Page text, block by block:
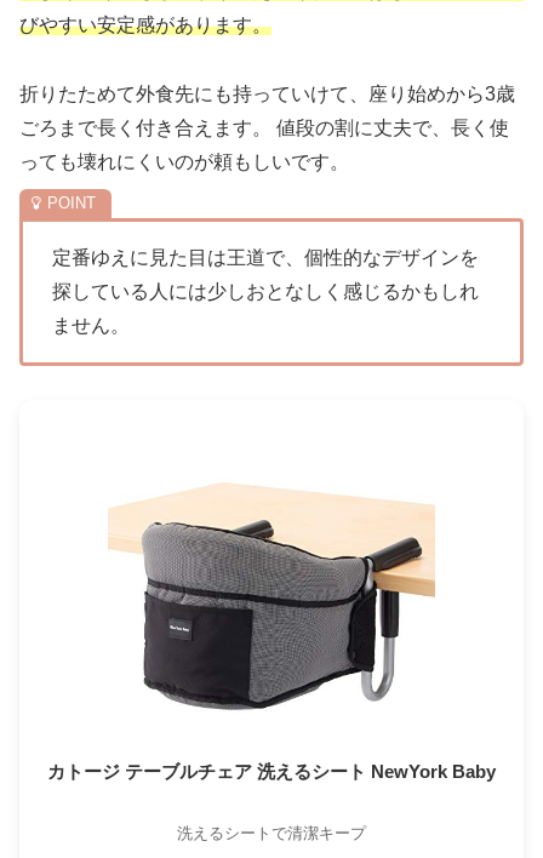
びやすい安定感があります。
折りたためて外食先にも持っていけて、座り始めから3歳
ごろまで長く付き合えます。 値段の割に丈夫で、長く使
っても壊れにくいのが頼もしいです。
定番ゆえに見た目は王道で、個性的なデザインを
探している人には少しおとなしく感じるかもしれ
ません。
カトージ テーブルチェア 洗えるシート NewYork Baby
洗えるシートで清潔キープ